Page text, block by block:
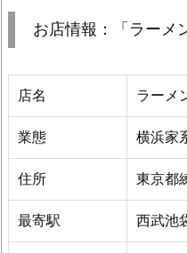
お店情報：「ラーメ
店名 ラーメ
業態 横浜家
住所 東京都
最寄駅 西武